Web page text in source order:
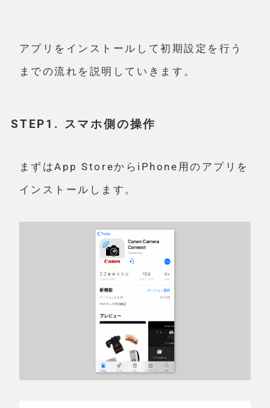
アプリをインストールして初期設定を行う
までの流れを説明していきます。
STEP1. スマホ側の操作
まずはApp StoreからiPhone用のアプリを
インストールします。